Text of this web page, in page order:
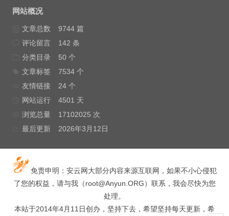
网站概况
文章总数
9744 篇
评论留言
142 条
分类目录
50 个
文章标签
7534 个
友情链接
24 个
网站运行
4501 天
浏览总量
17102025 次
最后更新
2026年3月12日
免责申明：安云网大部分内容来源互联网，如果不小心侵犯
了您的权益，请与我（root@Anyun.ORG）联系，我会尽快为您
处理。
本站于2014年4月11日创办，坚持下去，希望坚持每天更新，希